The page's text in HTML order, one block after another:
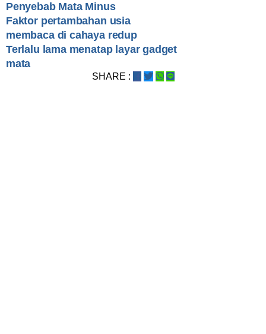
Penyebab Mata Minus
Faktor pertambahan usia
membaca di cahaya redup
Terlalu lama menatap layar gadget
mata
SHARE :